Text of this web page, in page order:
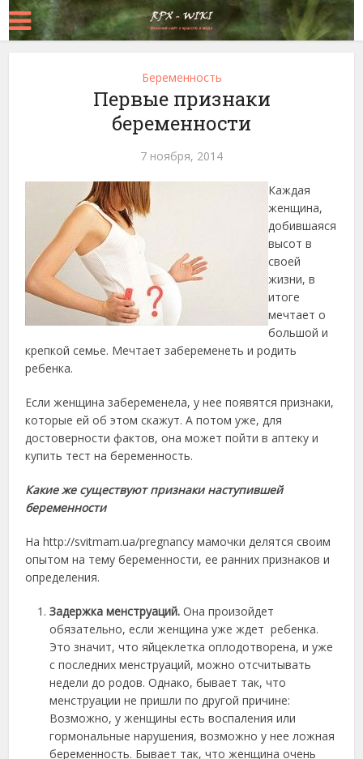
Беременность
Первые признаки
беременности
7 ноября, 2014
Каждая
женщина,
добившаяся
высот в
своей
жизни, в
итоге
мечтает о
большой и
крепкой семье. Мечтает забеременеть и родить
ребенка.
Если женщина забеременела, у нее появятся признаки,
которые ей об этом скажут. А потом уже, для
достоверности фактов, она может пойти в аптеку и
купить тест на беременность.
Какие же существуют признаки наступившей
беременности
На http://svitmam.ua/pregnancy мамочки делятся своим
опытом на тему беременности, ее ранних признаков и
определения.
Задержка менструаций. Она произойдет
обязательно, если женщина уже ждет ребенка.
Это значит, что яйцеклетка оплодотворена, и уже
с последних менструаций, можно отсчитывать
недели до родов. Однако, бывает так, что
менструации не пришли по другой причине:
Возможно, у женщины есть воспаления или
гормональные нарушения, возможно у нее ложная
беременность. Бывает так, что женщина очень